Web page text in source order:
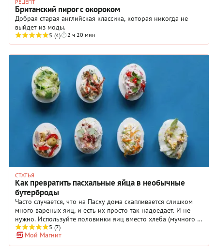
РЕЦЕПТ
Британский пирог с окороком
Добрая старая английская классика, которая никогда не
выйдет из моды.
5 (4) 2 ч 20 мин
СТАТЬЯ
Как превратить пасхальные яйца в необычные
бутерброды
Часто случается, что на Пасху дома скапливается слишком
много вареных яиц, и есть их просто так надоедает. И не
нужно. Используйте половинки яиц вместо хлеба (мучного в
праздники у вас и так будет достаточно) для создания
альтернативных бутербродов. Такие разнообразные закуски
очень симпатично будут смотреться на праздничном столе.
5 (7)
Мой Магнит